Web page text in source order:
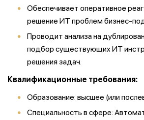
Обеспечивает оперативное
решение ИТ проблем бизнес-
Проводит анализа на
подбор существующих ИТ
решения задач.
Квалификационные требования:
Образование: высшее (или
Специальность в сфере: